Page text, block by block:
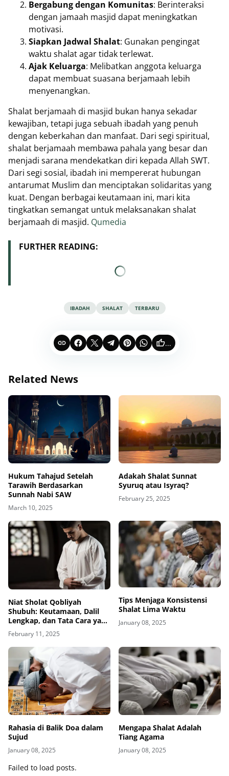
Bergabung dengan Komunitas: Berinteraksi
dengan jamaah masjid dapat meningkatkan
motivasi.
Siapkan Jadwal Shalat: Gunakan pengingat
waktu shalat agar tidak terlewat.
Ajak Keluarga: Melibatkan anggota keluarga
dapat membuat suasana berjamaah lebih
menyenangkan.
Shalat berjamaah di masjid bukan hanya sekadar
kewajiban, tetapi juga sebuah ibadah yang penuh
dengan keberkahan dan manfaat. Dari segi spiritual,
shalat berjamaah membawa pahala yang besar dan
menjadi sarana mendekatkan diri kepada Allah SWT.
Dari segi sosial, ibadah ini mempererat hubungan
antarumat Muslim dan menciptakan solidaritas yang
kuat. Dengan berbagai keutamaan ini, mari kita
tingkatkan semangat untuk melaksanakan shalat
berjamaah di masjid. Qumedia
FURTHER READING:
IBADAH SHALAT TERBARU
...
Related News
Hukum Tahajud Setelah
Tarawih Berdasarkan
Sunnah Nabi SAW
March 10, 2025
Adakah Shalat Sunnat
Syuruq atau Isyraq?
February 25, 2025
Niat Sholat Qobliyah
Shubuh: Keutamaan, Dalil
Lengkap, dan Tata Cara yang
Benar
February 11, 2025
Tips Menjaga Konsistensi
Shalat Lima Waktu
January 08, 2025
Rahasia di Balik Doa dalam
Sujud
January 08, 2025
Mengapa Shalat Adalah
Tiang Agama
January 08, 2025
Failed to load posts.